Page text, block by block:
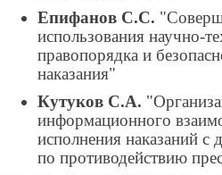
Епифанов С.С.
использования научно-
правопорядка и
наказания"
Кутуков С.А.
информационного
исполнения наказаний
по противодействию